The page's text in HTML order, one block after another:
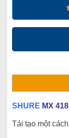
SHURE MX
Tái tạo một